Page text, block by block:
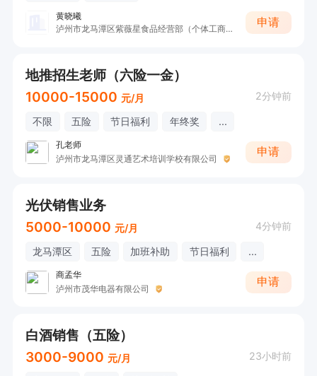
黄晓曦
泸州市龙马潭区紫薇星食品经营部（个体工商户）
申请
地推招生老师（六险一金）
10000-15000 元/月 2分钟前
不限 五险 节日福利 年终奖 ...
孔老师
泸州市龙马潭区灵通艺术培训学校有限公司
申请
光伏销售业务
5000-10000 元/月 4分钟前
龙马潭区 五险 加班补助 节日福利 ...
商孟华
泸州市茂华电器有限公司
申请
白酒销售（五险）
3000-9000 元/月 23小时前